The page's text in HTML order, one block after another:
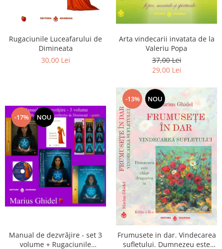
Rugaciunile Luceafarului de
Dimineata
30,00 Lei
Arta vindecarii invatata de la
Valeriu Popa
37,00 Lei
29,00 Lei
-17% NOU
Manual de dezvrăjire - set 3
volume + Rugaciunile
-13% NOU
Frumusete in dar. Vindecarea
sufletului. Dumnezeu este